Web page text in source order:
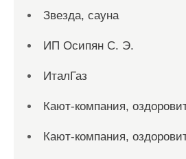
Звезда, сауна
ИП Осипян С. Э.
ИталГаз
Кают-компания,
Кают-компания,